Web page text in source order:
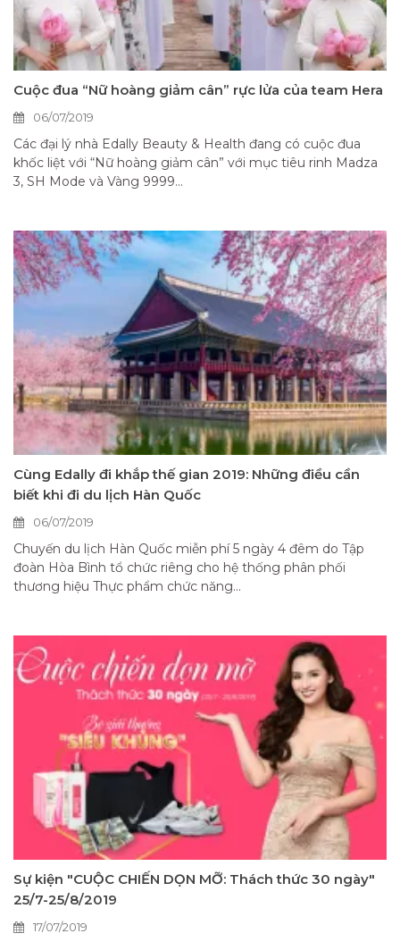
Cuộc đua “Nữ hoàng giảm cân” rực lửa của team Hera
06/07/2019
Các đại lý nhà Edally Beauty & Health đang có cuộc đua
khốc liệt với “Nữ hoàng giảm cân” với mục tiêu rinh Madza
3, SH Mode và Vàng 9999...
Cùng Edally đi khắp thế gian 2019: Những điều cần
biết khi đi du lịch Hàn Quốc
06/07/2019
Chuyến du lịch Hàn Quốc miễn phí 5 ngày 4 đêm do Tập
đoàn Hòa Bình tổ chức riêng cho hệ thống phân phối
thương hiệu Thực phẩm chức năng...
Sự kiện "CUỘC CHIẾN DỌN MỠ: Thách thức 30 ngày"
25/7-25/8/2019
17/07/2019